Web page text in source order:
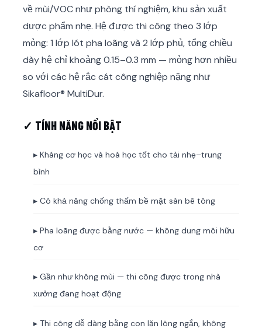
về mùi/VOC như phòng thí nghiệm, khu sản xuất
dược phẩm nhẹ. Hệ được thi công theo 3 lớp
mỏng: 1 lớp lót pha loãng và 2 lớp phủ, tổng chiều
dày hệ chỉ khoảng 0.15–0.3 mm — mỏng hơn nhiều
so với các hệ rắc cát công nghiệp nặng như
Sikafloor® MultiDur.
✓ TÍNH NĂNG NỔI BẬT
▸ Kháng cơ học và hoá học tốt cho tải nhẹ–trung
bình
▸ Có khả năng chống thấm bề mặt sàn bê tông
▸ Pha loãng được bằng nước — không dung môi hữu
cơ
▸ Gần như không mùi — thi công được trong nhà
xưởng đang hoạt động
▸ Thi công dễ dàng bằng con lăn lông ngắn, không